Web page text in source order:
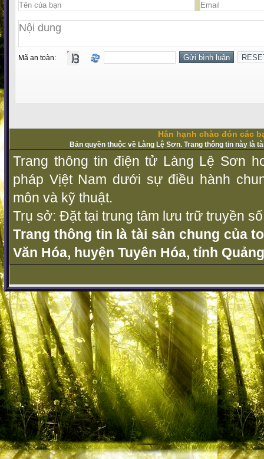
Mã an toàn:
Hân hạnh chào đón các
Bản quyền thuộc về Làng Lệ Sơn. Trang thông tin này là
Trang thông tin điện tử Làng Lệ Sơn
pháp Vịệt Nam dưới sự điều hành
môn và kỹ thuật.
Trụ sở: Đặt tại trung tâm lưu trữ truyền
Trang thông tin là tài sản chung của
Văn Hóa, huyện Tuyên Hóa, tỉnh